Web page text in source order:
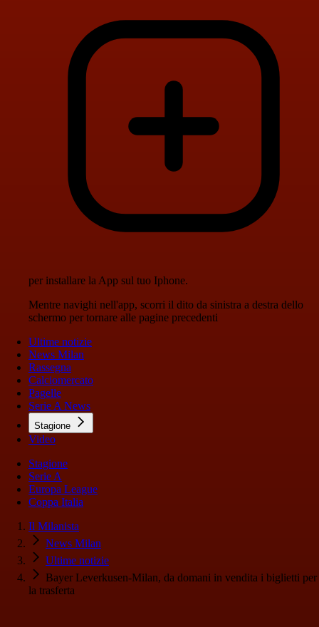
per installare la App sul tuo Iphone.
Mentre navighi nell'app, scorri il dito da sinistra a destra dello
schermo per tornare alle pagine precedenti
Ultime notizie
News Milan
Rassegna
Calciomercato
Pagelle
Serie A News
Stagione
Video
Stagione
Serie A
Europa League
Coppa Italia
Il Milanista
News Milan
Ultime notizie
Bayer Leverkusen-Milan, da domani in vendita i biglietti per
la trasferta